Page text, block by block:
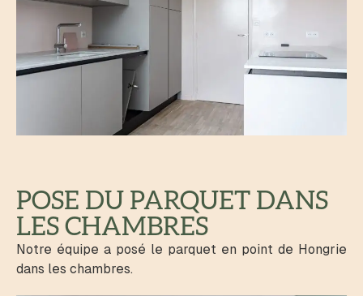
POSE DU PARQUET DANS
LES CHAMBRES
Notre équipe a posé le parquet en point de Hongrie
dans les chambres.